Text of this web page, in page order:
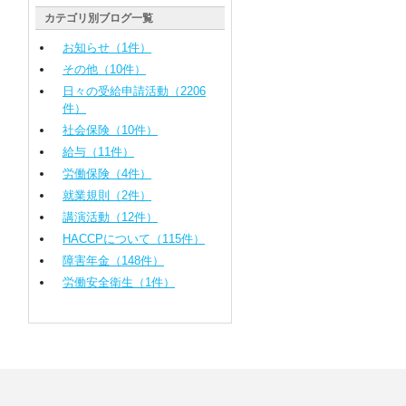
カテゴリ別ブログ一覧
お知らせ（1件）
その他（10件）
日々の受給申請活動（2206
件）
社会保険（10件）
給与（11件）
労働保険（4件）
就業規則（2件）
講演活動（12件）
HACCPについて（115件）
障害年金（148件）
労働安全衛生（1件）